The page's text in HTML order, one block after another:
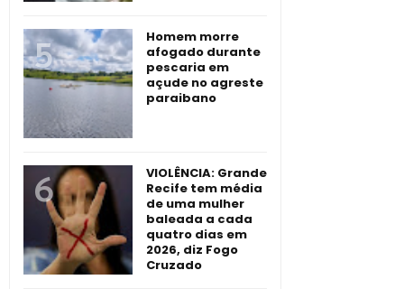
Homem morre
afogado durante
pescaria em
açude no agreste
paraibano
VIOLÊNCIA: Grande
Recife tem média
de uma mulher
baleada a cada
quatro dias em
2026, diz Fogo
Cruzado